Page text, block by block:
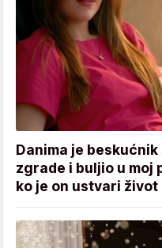
Danima je
zgrade i buljio u moj
ko je on ustvari